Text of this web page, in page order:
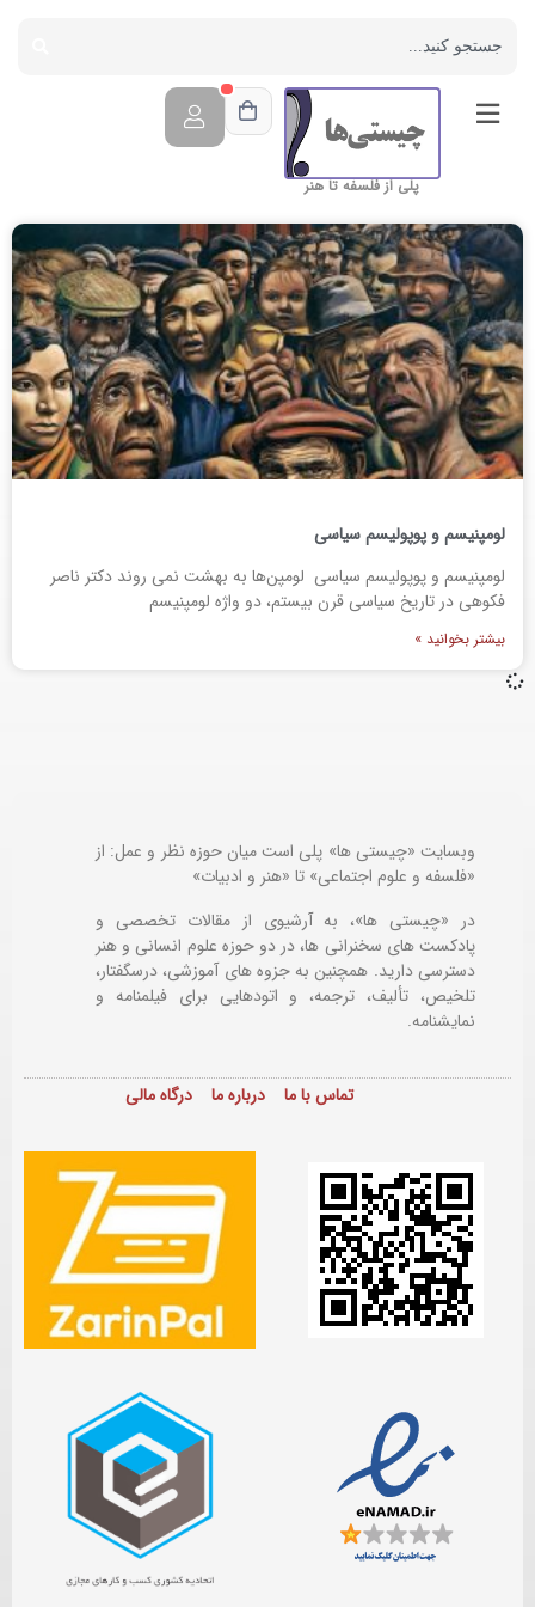
پلی از فلسفه تا هنر
لومپنیسم و پوپولیسم سیاسی
لومپنیسم و پوپولیسم سیاسی لومپن‌ها به بهشت نمی روند دکتر ناصر
فکوهی در تاریخ سیاسی قرن بیستم، دو واژه لومپنیسم
بیشتر بخوانید »
وبسایت «چیستی ها» پلی است میان حوزه نظر و عمل: از
«فلسفه و علوم اجتماعی» تا «هنر و ادبیات»
در «چیستی ها»، به آرشیوی از مقالات تخصصی و
پادکست های سخنرانی ها، در دو حوزه علوم انسانی و هنر
دسترسی دارید. همچنین به جزوه های آموزشی، درسگفتار،
تلخیص، تألیف، ترجمه، و اتودهایی برایفیلمنامه و
نمایشنامه.
تماس با ما درباره ما درگاه مالی